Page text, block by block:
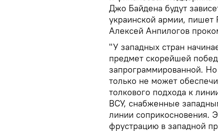
Джо Байдена будут
украинской армии,
Алексей Анпилогов
"У западных стран
предмет скорейшей
запрограммированной. Но
только не может
толкового подхода к
ВСУ, снабженные
линии соприкосновения.
фрустрацию в западной